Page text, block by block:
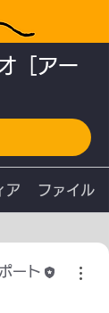
［アー
ア ファイル
ート